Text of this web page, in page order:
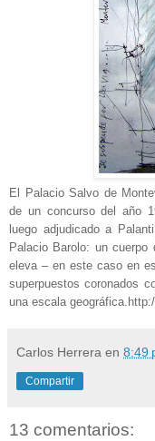
El Palacio Salvo de
de un concurso del año
luego adjudicado a
Palacio Barolo: un
eleva – en este caso en
superpuestos coronados
una escala geográfica.
Carlos Herrera en 8:49
Compartir
13 comentarios: